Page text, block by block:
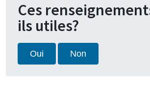
Ces
ils utiles?
Oui Non